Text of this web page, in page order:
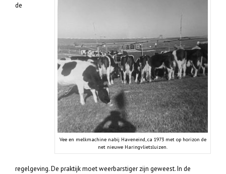
Vee en melkmachine nabij Haveneind, ca 1973 met op horizon de
net nieuwe Haringvlietsluizen.
de
regelgeving. De praktijk moet weerbarstiger zijn geweest. In de